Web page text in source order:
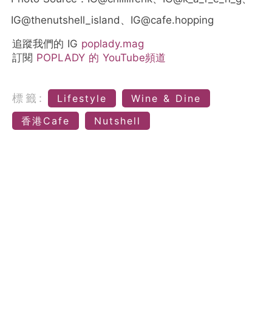
IG@thenutshell_island、IG@cafe.hopping
追蹤我們的 IG poplady.mag
訂閱 POPLADY 的 YouTube頻道
標籤: Lifestyle
Wine & Dine
香港Cafe
Nutshell